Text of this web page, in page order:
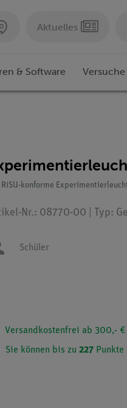
Aktuelles
& Software Versuche
RiSU-konforme
Nr.: 08770-00 | Typ:
Schüler
Versandkostenfrei ab 300,- €
Sie können bis zu 227 Punkte